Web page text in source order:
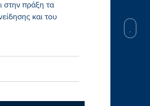
στην πράξη τα
και του